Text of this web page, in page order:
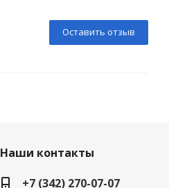
Оставить отзыв
Наши контакты
+7 (342) 270-07-07